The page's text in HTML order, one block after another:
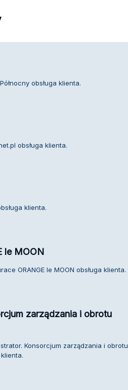
obsługa klienta.
obsługa klienta.
klienta.
le MOON
ORANGE le MOON obsługa klienta.
zarządzania i obrotu
Konsorcjum zarządzania i obrotu